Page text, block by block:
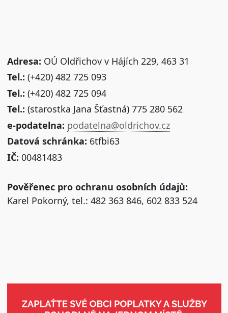
Adresa: OÚ Oldřichov v Hájích 229, 463 31
Tel.: (+420) 482 725 093
Tel.: (+420) 482 725 094
Tel.: (starostka Jana Šťastná) 775 280 562
e-podatelna: podatelna@oldrichov.cz
Datová schránka: 6tfbi63
IČ: 00481483
Pověřenec pro ochranu osobních údajů:
Karel Pokorný, tel.: 482 363 846, 602 833 524